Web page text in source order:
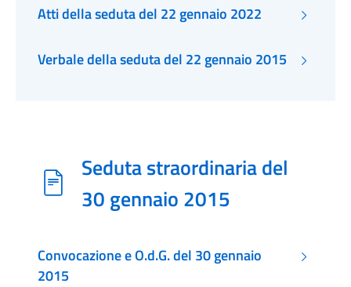
Atti della seduta del 22 gennaio 2022
Verbale della seduta del 22 gennaio 2015
Seduta straordinaria del
30 gennaio 2015
Convocazione e O.d.G. del 30 gennaio
2015